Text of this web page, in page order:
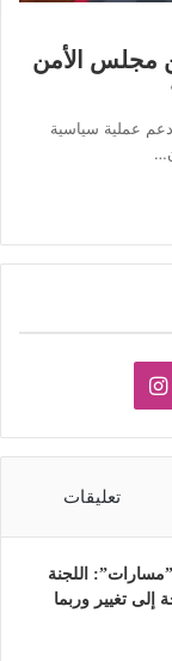
الصادر عن مجلس الأمن
على دعم عملية سياسية
ن
ق
تعليقات
اللجنة
إلى تغيير وربما